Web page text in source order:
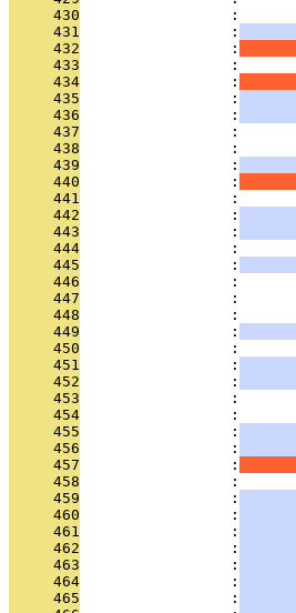
     430
:
     431
                 :
     432
                 :
     433
:
     434
                 :
     435
                 :
     436
                 :
     437
:
     438
:
     439
                 :
     440
                 :
     441
:
     442
                 :
     443
                 :
     444
:
     445
                 :
     446
:
     447
:
     448
:
     449
                 :
     450
:
     451
                 :
     452
                 :
     453
:
     454
:
     455
                 :
     456
                 :
     457
                 :
     458
:
     459
                 :
     460
                 :
     461
                 :
     462
                 :
     463
                 :
     464
                 :
     465
                 :